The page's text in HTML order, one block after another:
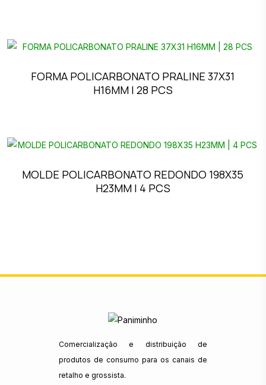
FORMA POLICARBONATO PRALINE 37X31
H16MM | 28 PCS
MOLDE POLICARBONATO REDONDO 198X35
H23MM | 4 PCS
Comercialização e distribuição de
produtos de consumo para os canais de
retalho e grossista.